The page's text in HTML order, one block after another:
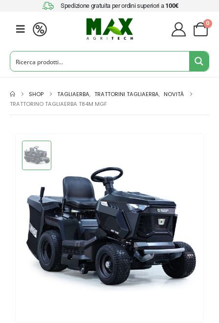
Spedizione gratuita per ordini superiori a 100€
0
SHOP TAGLIAERBA, TRATTORINI TAGLIAERBA, NOVITÀ
TRATTORINO TAGLIAERBA T84M MGF